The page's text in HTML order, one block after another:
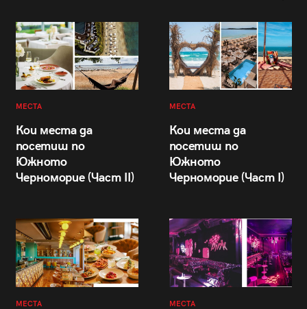
МЕСТА
Кои места да
посетиш по
Южното
Черноморие (Част II)
МЕСТА
Кои места да
посетиш по
Южното
Черноморие (Част I)
МЕСТА МЕСТА